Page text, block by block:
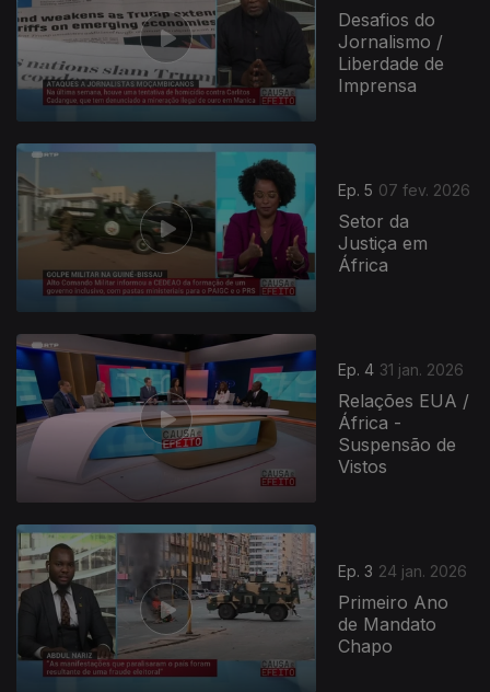
Desafios do
Jornalismo /
Liberdade de
Imprensa
Ep. 5 07 fev. 2026
Setor da
Justiça em
África
Ep. 4 31 jan. 2026
Relações EUA /
África -
Suspensão de
Vistos
Ep. 3 24 jan. 2026
Primeiro Ano
de Mandato
Chapo